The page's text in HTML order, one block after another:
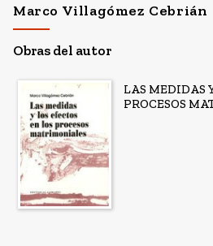
Marco Villagómez Cebrián
Obras del autor
LAS MEDIDAS
PROCESOS